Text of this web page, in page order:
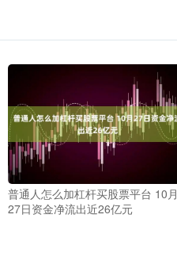
普通人怎么加杠杆买股票平台 10月
27日资金净流出近26亿元